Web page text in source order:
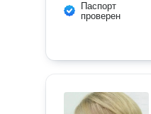
Паспорт
проверен